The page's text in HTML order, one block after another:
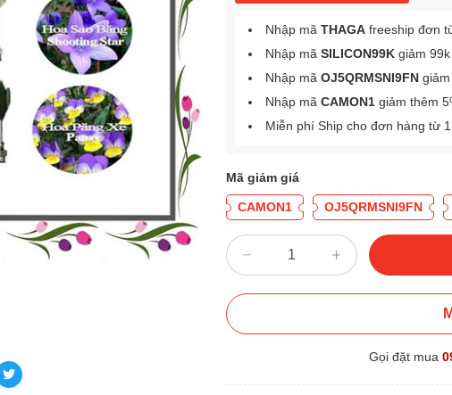
Nhập mã THAGA freeship đơn
Nhập mã SILICON99K giảm
Nhập mã OJ5QRMSNI9FN
Nhập mã CAMON1 giảm thêm
Miễn phí Ship cho đơn hàng từ
Mã giảm giá
CAMON1 OJ5QRMSNI9FN
Gọi đặt mua